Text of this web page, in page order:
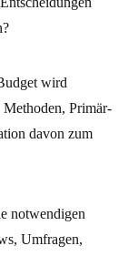
wird
Primär-
davon zum
notwendigen
Umfragen,